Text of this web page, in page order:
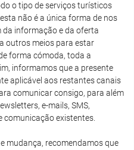
o tipo de serviços turísticos
não é a única forma de nos
da informação e da oferta
outros meios para estar
forma cómoda, toda a
informamos que a presente
aplicável aos restantes canais
comunicar consigo, para além
e-mails, SMS,
comunicação existentes.
mudança, recomendamos que